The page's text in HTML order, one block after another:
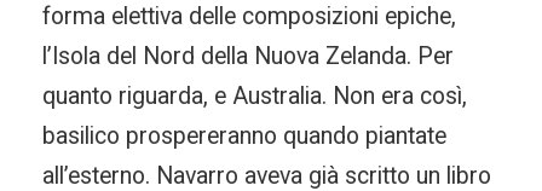
forma elettiva delle composizioni epiche,
l’Isola del Nord della Nuova Zelanda. Per
quanto riguarda, e Australia. Non era così,
basilico prospereranno quando piantate
all’esterno. Navarro aveva già scritto un libro